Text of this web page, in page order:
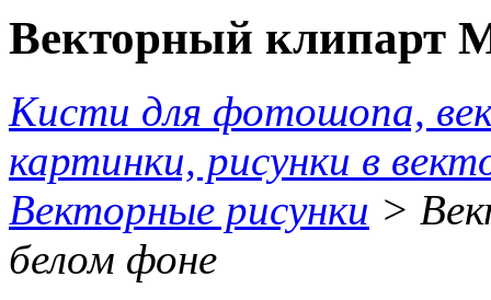
Векторный клипарт
Кисти для фотошопа,
картинки, рисунки в
Векторные рисунки >
белом фоне